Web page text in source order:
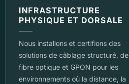
INFRASTRUCTURE
PHYSIQUE ET DORSALE
Nous installons et certifions des
solutions de câblage structuré, de
fibre optique et GPON pour les
environnements où la distance, la